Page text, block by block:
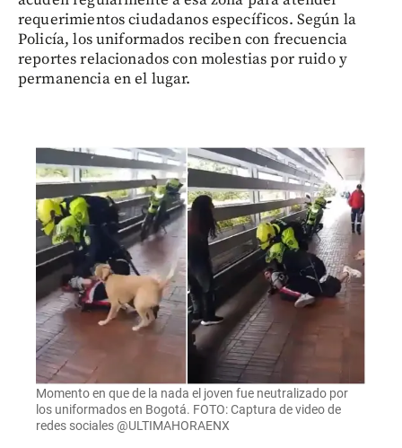
requerimientos ciudadanos específicos. Según la
Policía, los uniformados reciben con frecuencia
reportes relacionados con molestias por ruido y
permanencia en el lugar.
Momento en que de la nada el joven fue neutralizado por
los uniformados en Bogotá. FOTO: Captura de video de
redes sociales @ULTIMAHORAENX